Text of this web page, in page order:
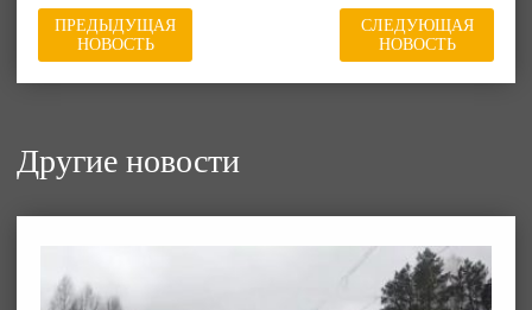
ПРЕДЫДУЩАЯ
НОВОСТЬ
СЛЕДУЮЩАЯ
НОВОСТЬ
Другие новости